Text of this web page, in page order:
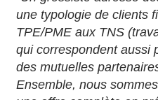
une typologie de clients
TPE/PME aux TNS
qui correspondent aussi
des mutuelles
Ensemble, nous